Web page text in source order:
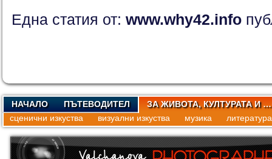
Една статия от: www.why42.info
НАЧАЛО ПЪТЕВОДИТЕЛ
ЗА ЖИВОТА, КУЛТУРАТА И …
сценични изкуства
визуални изкуства музика литература